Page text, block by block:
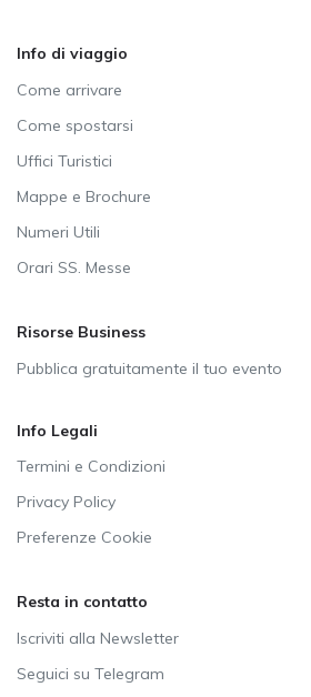
Info di viaggio
Come arrivare
Come spostarsi
Uffici Turistici
Mappe e Brochure
Numeri Utili
Orari SS. Messe
Risorse Business
Pubblica gratuitamente il tuo evento
Info Legali
Termini e Condizioni
Privacy Policy
Preferenze Cookie
Resta in contatto
Iscriviti alla Newsletter
Seguici su Telegram